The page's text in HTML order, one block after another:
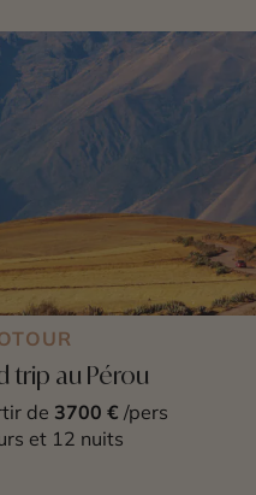
trip au Pérou
de 3700 € /pers
et 12 nuits